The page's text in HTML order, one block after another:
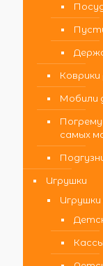
Мобили
самых
Игрушки
Игрушки